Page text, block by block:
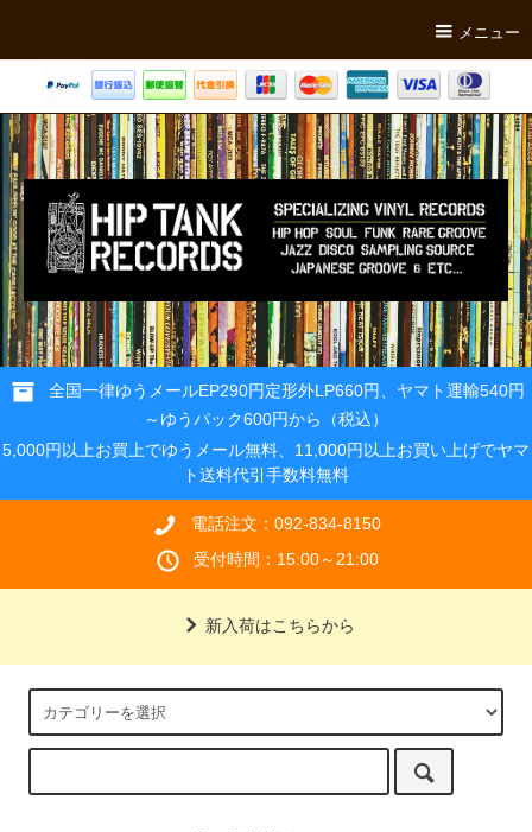
メニュー
全国一律ゆうメールEP290円定形外LP660円、ヤマト運輸540円
～ゆうパック600円から（税込）
5,000円以上お買上でゆうメール無料、11,000円以上お買い上げでヤマ
ト送料代引手数料無料
電話注文：092-834-8150
受付時間：15:00～21:00
新入荷はこちらから